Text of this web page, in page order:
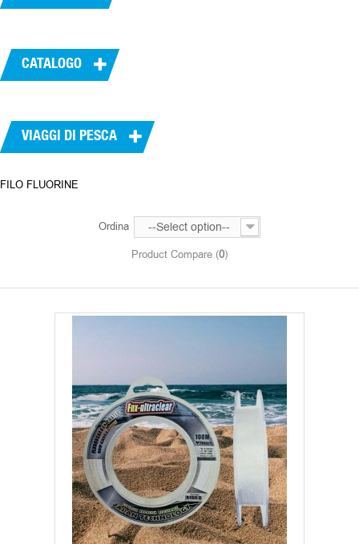
CATALOGO
VIAGGI DI PESCA
FILO FLUORINE
Ordina --Select option--
Product Compare (0)